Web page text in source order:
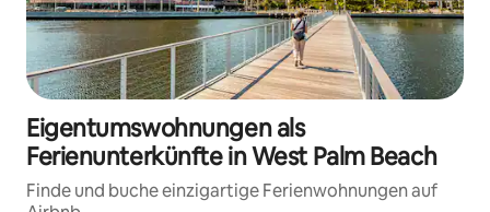
Eigentumswohnungen als
Ferienunterkünfte in West Palm Beach
Finde und buche einzigartige Ferienwohnungen auf